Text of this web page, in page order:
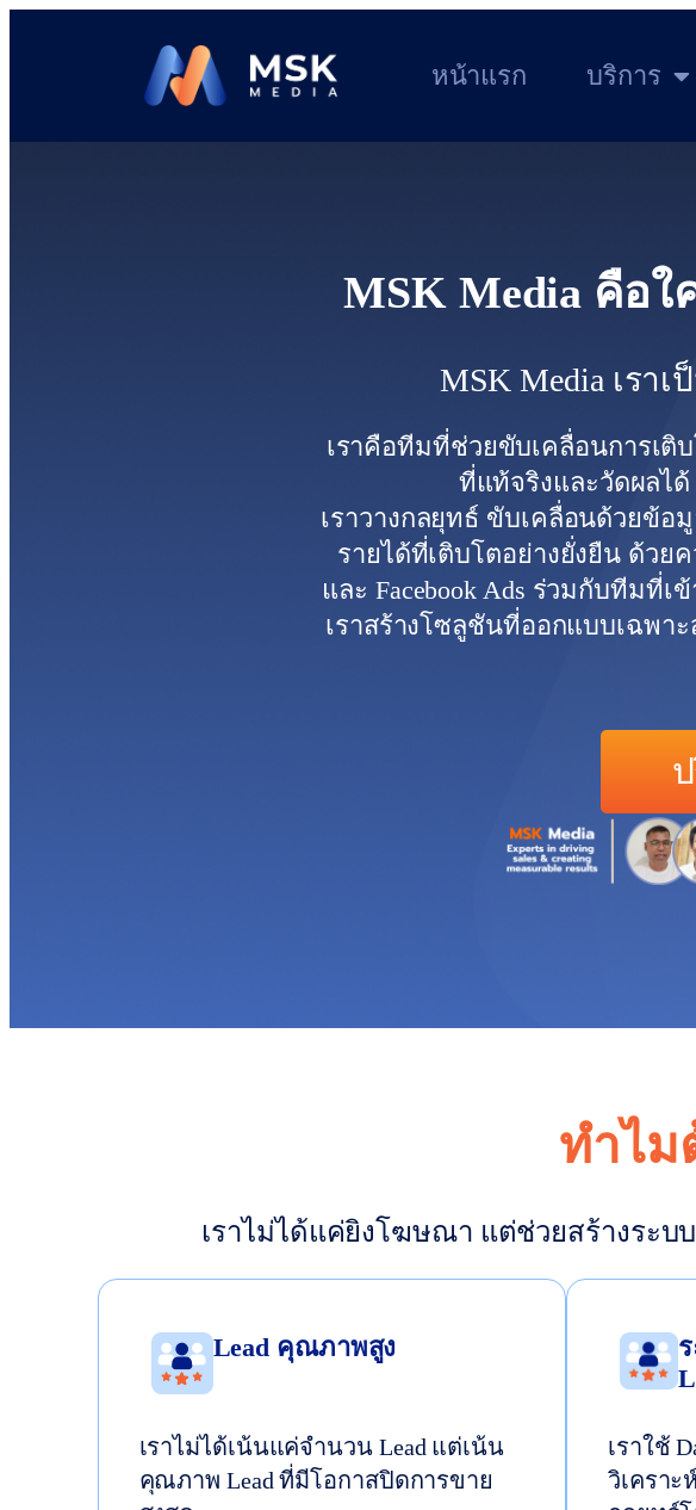
หน้าแรก บริการ
MSK Media คือใ
MSK Media เรา
เราคือทีมที่ช่วยขับเคลื่อนการเติ
ที่แท้จริงและวัดผลไ
เราวางกลยุทธ์ ขับเคลื่อนด้วยข้อ
รายได้ที่เติบโตอย่างยั่งยืน ด้วย
และ Facebook Ads ร่วมกับทีมที่
เราสร้างโซลูชันที่ออกแบบเฉพา
ทำไม
เราไม่ได้แค่ยิงโฆษณา แต่ช่วยสร้างระบ
Lead คุณภาพสูง
เราไม่ได้เน้นแค่จำนวน Lead แต่เน้น
คุณภาพ Lead ที่มีโอกาสปิดการขาย
เราใช้
วิเครา